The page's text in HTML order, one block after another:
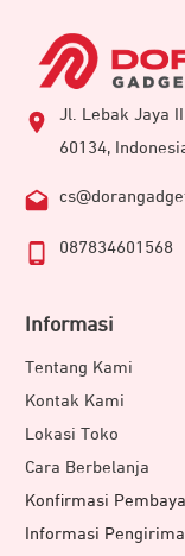
Jl. Lebak Jaya
60134,
087834601568
Informasi
Tentang Kami
Kontak Kami
Lokasi Toko
Cara Berbelanja
Konfirmasi
Informasi